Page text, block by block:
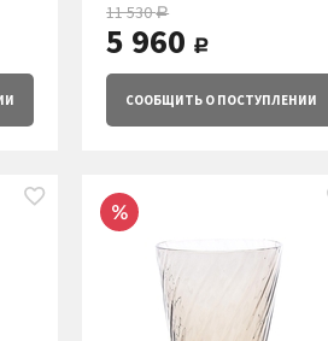
11 530руб.
5 960 руб.
СООБЩИТЬО ПОСТУПЛЕНИИ